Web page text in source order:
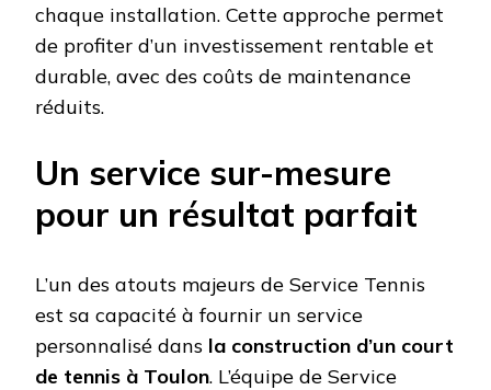
chaque installation. Cette approche permet
de profiter d’un investissement rentable et
durable, avec des coûts de maintenance
réduits.
Un service sur-mesure
pour un résultat parfait
L’un des atouts majeurs de Service Tennis
est sa capacité à fournir un service
personnalisé dans la construction d’un court
de tennis à Toulon. L’équipe de Service